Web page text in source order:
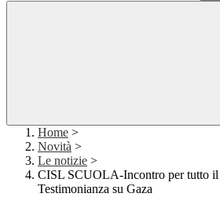
Home >
Novità >
Le notizie >
CISL SCUOLA-Incontro per tutto il
Testimonianza su Gaza